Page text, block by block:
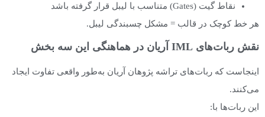
نقاط گیت (Gates) متناسب با لیبل قرار گرفته باشد
هر خط کوچک در قالب = مشکل چسبندگی لیبل.
نقش ربات‌های IML آریان در هماهنگی این سه بخش
اینجاست که ربات‌های تراشه پژوهان آریان به‌طور واقعی تفاوت ایجاد
می‌کنند.
این ربات‌ها با: